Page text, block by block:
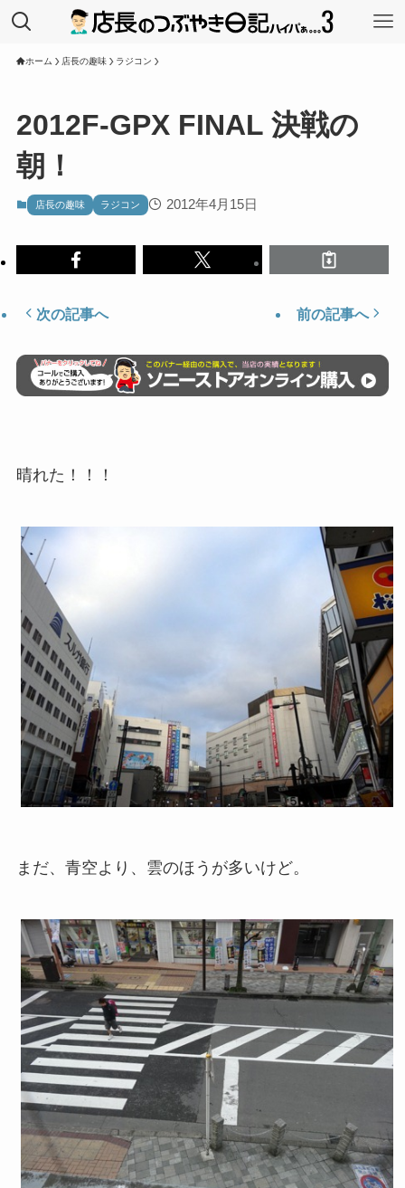
ホーム 店長の趣味 ラジコン
2012F-GPX FINAL 決戦の
朝！
店長の趣味 ラジコン 2012年4月15日
次の記事へ 前の記事へ
晴れた！！！
まだ、青空より、雲のほうが多いけど。